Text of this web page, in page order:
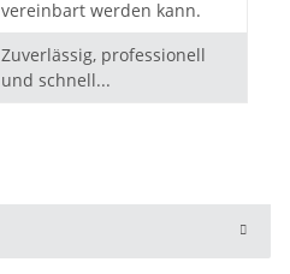
vereinbart werden kann.
Zuverlässig, professionell
und schnell...